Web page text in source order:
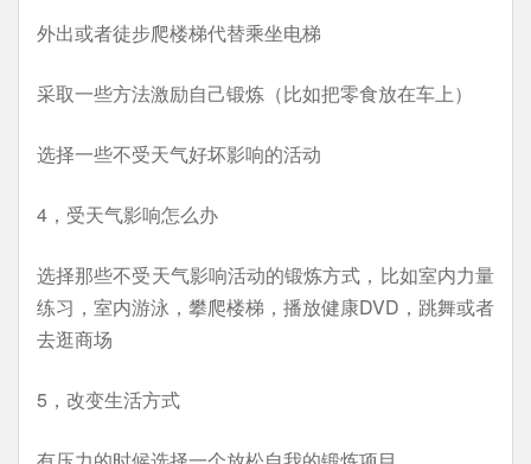
外出或者徒步爬楼梯代替乘坐电梯
采取一些方法激励自己锻炼（比如把零食放在车上）
选择一些不受天气好坏影响的活动
4，受天气影响怎么办
选择那些不受天气影响活动的锻炼方式，比如室内力量
练习，室内游泳，攀爬楼梯，播放健康DVD，跳舞或者
去逛商场
5，改变生活方式